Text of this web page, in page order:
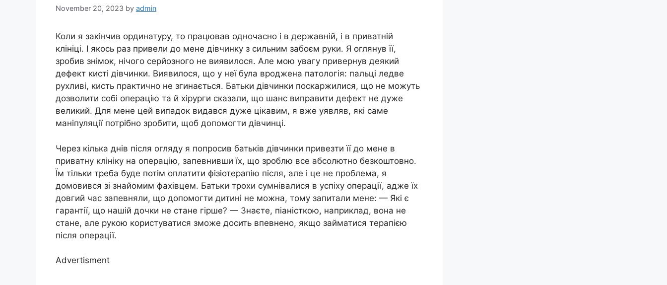
November 20, 2023 by admin
Коли я закінчив ординатуру, то працював одночасно і в державній, і в приватній
клініці. І якось раз привели до мене дівчинку з сильним забоєм руки. Я оглянув її,
зробив знімок, нічого серйозного не виявилося. Але мою увагу привернув деякий
дефект кисті дівчинки. Виявилося, що у неї була вроджена патологія: пальці ледве
рухливі, кисть практично не згинається. Батьки дівчинки поскаржилися, що не можуть
дозволити собі операцію та й хірурги сказали, що шанс виправити дефект не дуже
великий. Для мене цей випадок видався дуже цікавим, я вже уявляв, які саме
маніпуляції потрібно зробити, щоб допомогти дівчинці.
Через кілька днів після огляду я попросив батьків дівчинки привезти її до мене в
приватну клініку на операцію, запевнивши їх, що зроблю все абсолютно безкоштовно.
Їм тільки треба буде потім оплатити фізіотерапію після, але і це не проблема, я
домовився зі знайомим фахівцем. Батьки трохи сумнівалися в успіху операції, адже їх
довгий час запевняли, що допомогти дитині не можна, тому запитали мене: — Які є
гарантії, що нашій дочки не стане гірше? — Знаєте, піаністкою, наприклад, вона не
стане, але рукою користуватися зможе досить впевнено, якщо займатися терапією
після операції.
Advertisment